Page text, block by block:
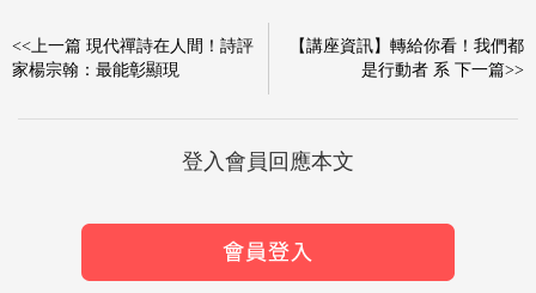
<<上一篇 現代禪詩在人間！詩評
家楊宗翰：最能彰顯現
【講座資訊】轉給你看！我們都
是行動者 系 下一篇>>
登入會員回應本文